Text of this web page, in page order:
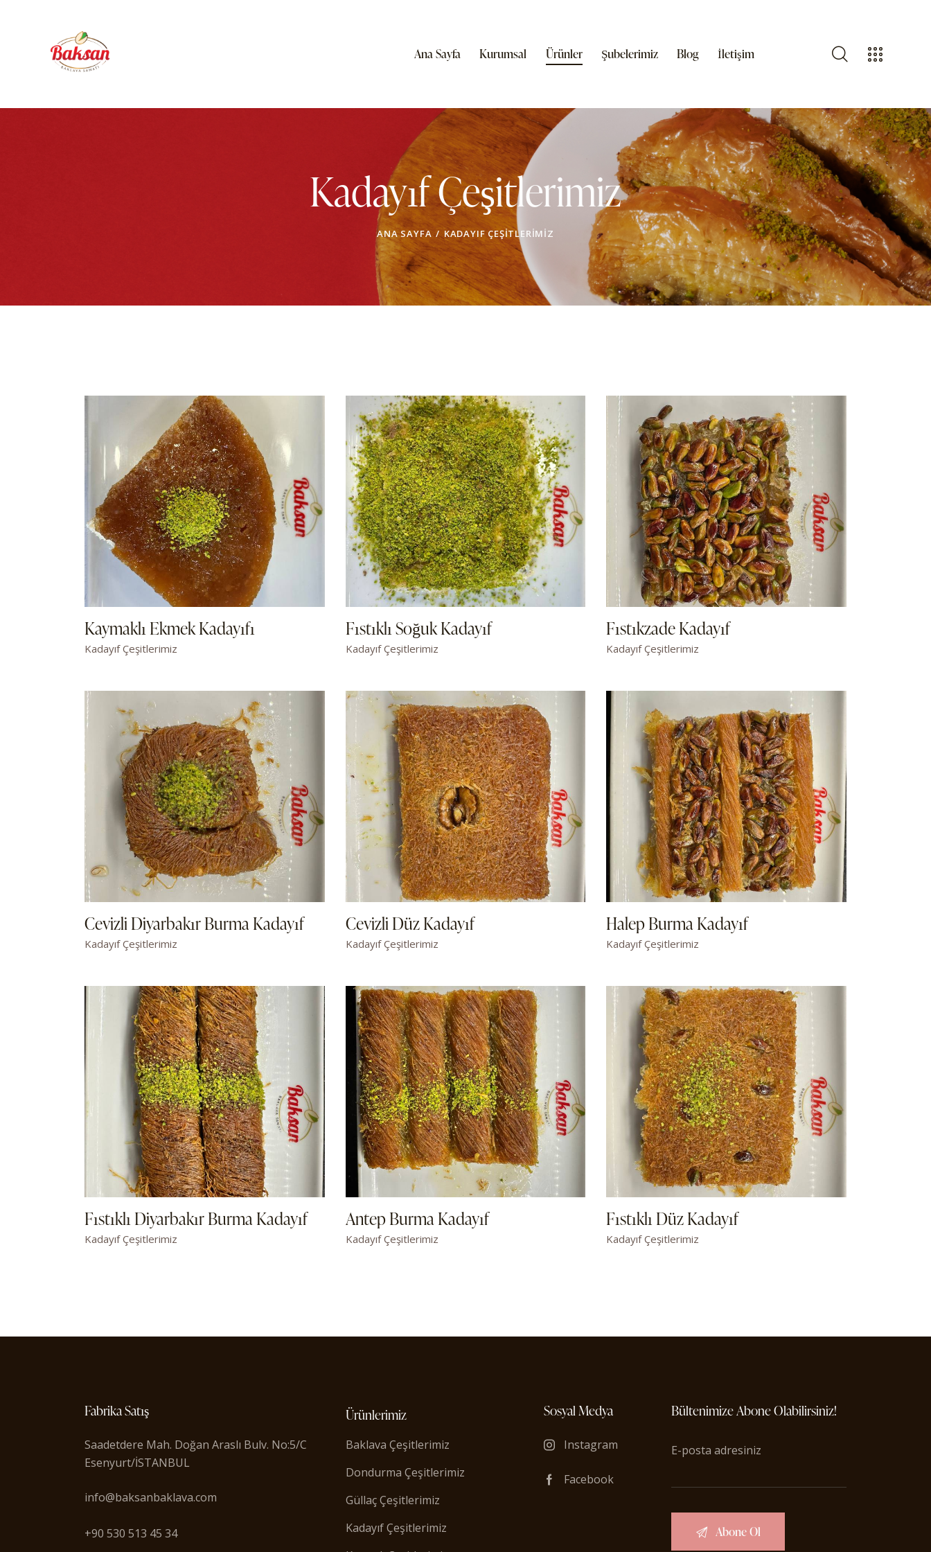
Ana Sayfa Kurumsal Ürünler Şubelerimiz Blog İletişim
Kadayıf Çeşitlerimiz
ANA SAYFA KADAYIF ÇEŞITLERIMIZ
Kaymaklı Ekmek Kadayıfı
Kadayıf Çeşitlerimiz
Fıstıklı Soğuk Kadayıf
Kadayıf Çeşitlerimiz
Fıstıkzade Kadayıf
Kadayıf Çeşitlerimiz
Cevizli Diyarbakır Burma Kadayıf
Kadayıf Çeşitlerimiz
Cevizli Düz Kadayıf
Kadayıf Çeşitlerimiz
Halep Burma Kadayıf
Kadayıf Çeşitlerimiz
Fıstıklı Diyarbakır Burma Kadayıf
Kadayıf Çeşitlerimiz
Antep Burma Kadayıf
Kadayıf Çeşitlerimiz
Fıstıklı Düz Kadayıf
Kadayıf Çeşitlerimiz
Fabrika Satış
Saadetdere Mah. Doğan Araslı Bulv. No:5/C
Esenyurt/İSTANBUL
info@baksanbaklava.com
+90 530 513 45 34
Ürünlerimiz
Baklava Çeşitlerimiz
Dondurma Çeşitlerimiz
Güllaç Çeşitlerimiz
Kadayıf Çeşitlerimiz
Sosyal Medya
Instagram
Facebook
Bültenimize Abone Olabilirsiniz!
E-posta adresiniz